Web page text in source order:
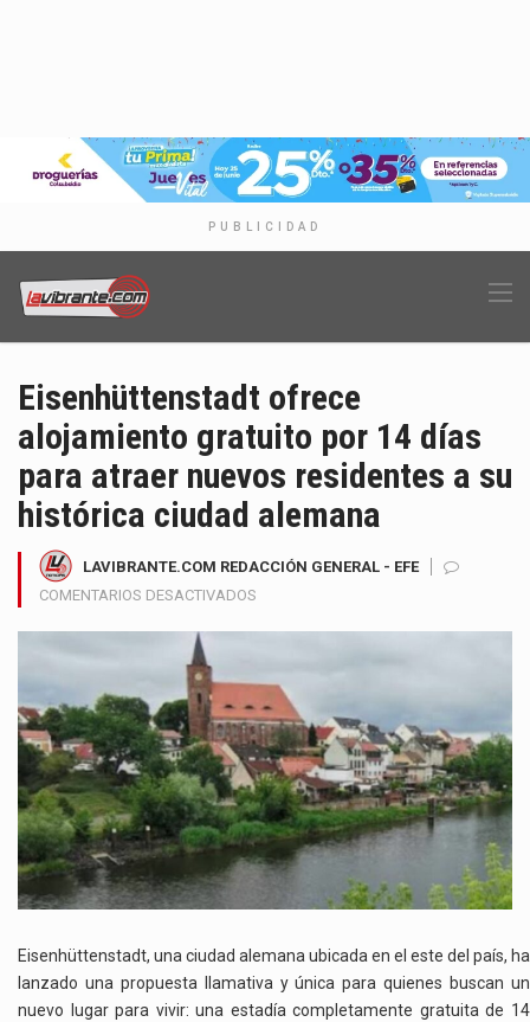
PUBLICIDAD
Eisenhüttenstadt ofrece
alojamiento gratuito por 14 días
para atraer nuevos residentes a su
histórica ciudad alemana
LAVIBRANTE.COM REDACCIÓN GENERAL - EFE
COMENTARIOS DESACTIVADOS
GRATUITO
POR
14
DÍAS
PARA
ATRAER
NUEVOS
RESIDENTES
CIUDAD
ALEMANA
Eisenhüttenstadt, una ciudad alemana ubicada en el este del país, ha
lanzado una propuesta llamativa y única para quienes buscan un
nuevo lugar para vivir: una estadía completamente gratuita de 14